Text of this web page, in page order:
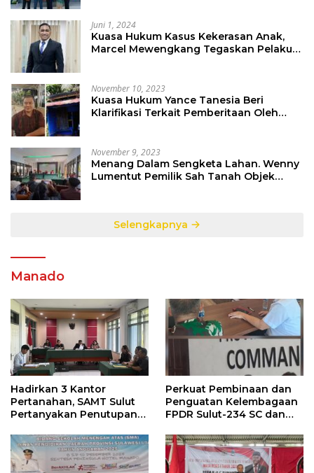
Juni 1, 2024
Kuasa Hukum Kasus Kekerasan Anak,
Marcel Mewengkang Tegaskan Pelaku
November 10, 2023
Kuasa Hukum Yance Tanesia Beri
Klarifikasi Terkait Pemberitaan Oleh
November 9, 2023
Menang Dalam Sengketa Lahan. Wenny
Lumentut Pemilik Sah Tanah Objek
Selengkapnya
Manado
Hadirkan 3 Kantor
Pertanahan, SAMT Sulut
Pertanyakan Penutupan
Anggaran Negara
Perkuat Pembinaan dan
Penguatan Kelembagaan
FPDR Sulut-234 SC dan